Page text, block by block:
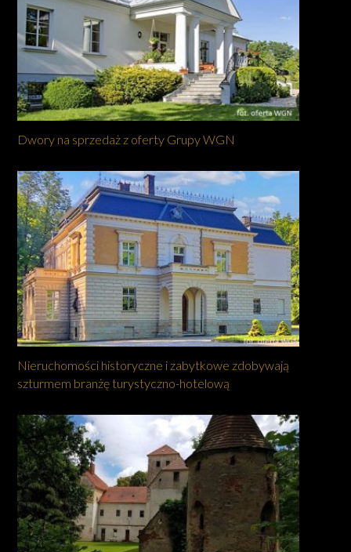
Dwory na sprzedaż z oferty Grupy WGN
Nieruchomości historyczne i zabytkowe zdobywają
szturmem branżę turystyczno-hotelową